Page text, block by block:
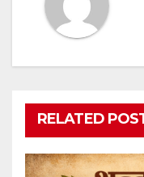
RELATED